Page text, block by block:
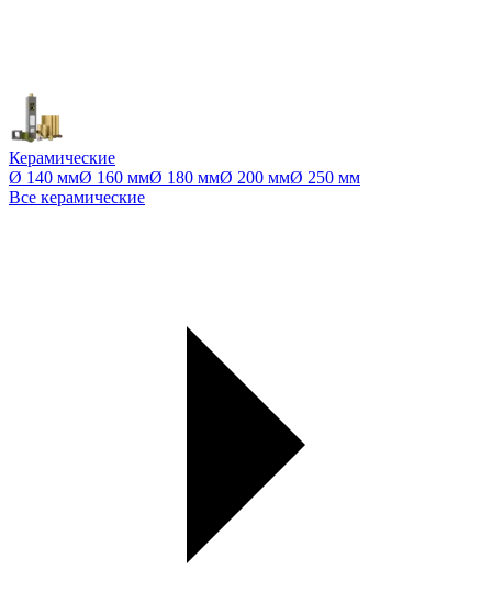
Керамические
Ø 140 ммØ 160 ммØ 180 ммØ 200 ммØ 250 мм
Все керамические